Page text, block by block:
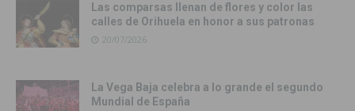
Las comparsas llenan de flores y color las
calles de Orihuela en honor a sus patronas
20/07/2026
La Vega Baja celebra a lo grande el segundo
Mundial de España